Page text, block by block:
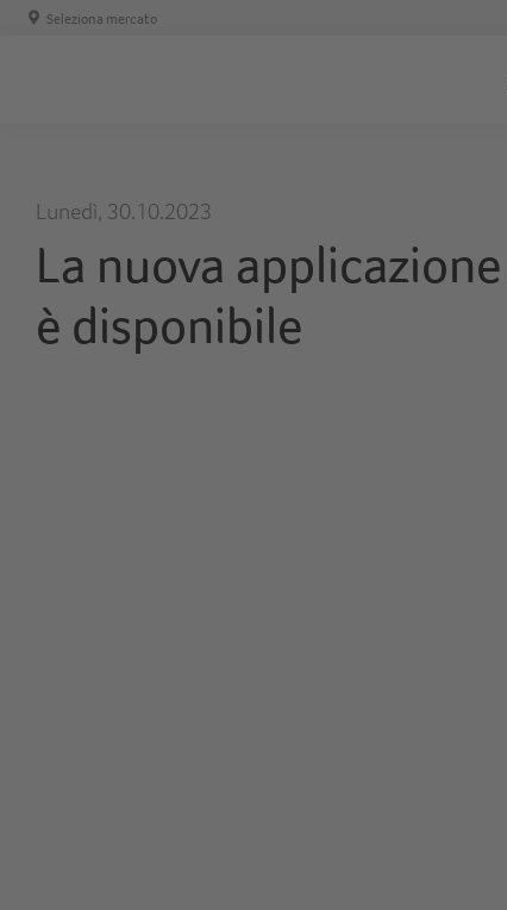
Seleziona mercato
Lunedì, 30.10.2023
La nuova applicazione
è disponibile